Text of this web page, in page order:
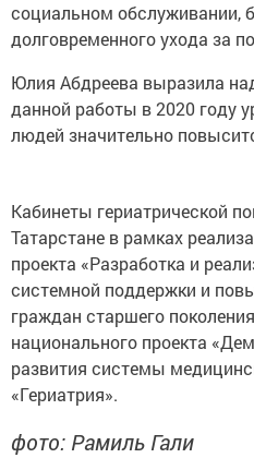
социальном обслуживании,
долговременного ухода за
Юлия Абдреева выразила
данной работы в 2020 году
людей значительно
Кабинеты гериатрической
Татарстане в рамках
проекта «Разработка и
системной поддержки и
граждан старшего
национального проекта
развития системы
«Гериатрия».
фото: Рамиль Гали